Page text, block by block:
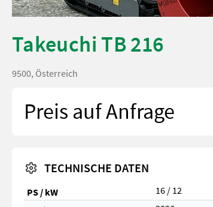
Takeuchi TB 216
9500, Österreich
Preis auf Anfrage
TECHNISCHE DATEN
PS / kW
16 / 12